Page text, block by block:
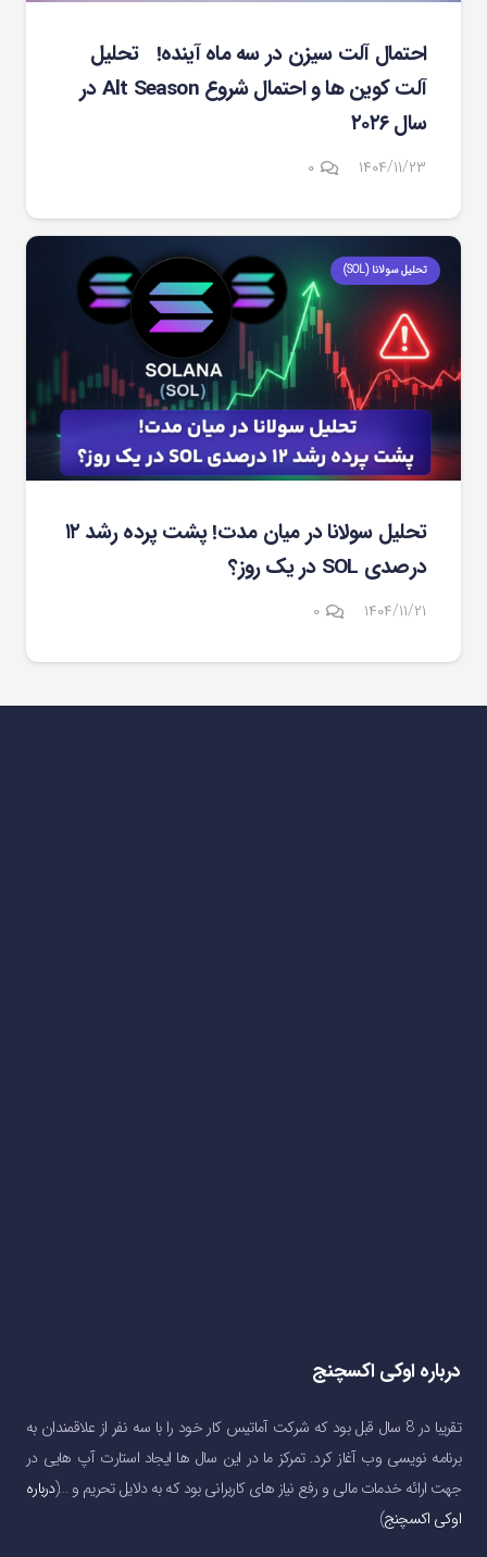
احتمال آلت سیزن در سه ماه آینده! تحلیل
آلت کوین ها و احتمال شروع Alt Season در
سال ۲۰۲۶
۱۴۰۴/۱۱/۲۳ ۰
تحلیل سولانا (SOL)
تحلیل سولانا در میان مدت! پشت پرده رشد ۱۲
درصدی SOL در یک روز؟
۱۴۰۴/۱۱/۲۱ ۰
درباره اوکی اکسچنج
تقریبا در 8 سال قبل بود که شرکت آماتیس کار خود را با سه نفر از علاقمندان به
برنامه نویسی وب آغاز کرد. تمرکز ما در این سال ها ایجاد استارت آپ هایی در
جهت ارائه خدمات مالی و رفع نیاز های کاربرانی بود که به دلایل تحریم و …(درباره
اوکی اکسچنج)